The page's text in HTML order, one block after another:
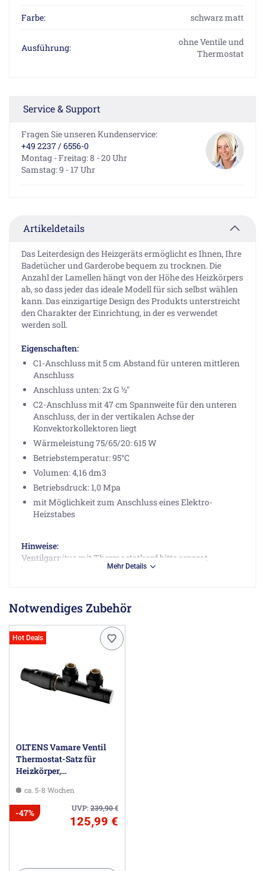
Farbe: schwarz matt
Ausführung:
ohne Ventile und
Thermostat
Service & Support
Fragen Sie unseren Kundenservice:
+49 2237 / 6556-0
Montag - Freitag: 8 - 20 Uhr
Samstag: 9 - 17 Uhr
Artikeldetails
Das Leiterdesign des Heizgeräts ermöglicht es Ihnen, Ihre
Badetücher und Garderobe bequem zu trocknen. Die
Anzahl der Lamellen hängt von der Höhe des Heizkörpers
ab, so dass jeder das ideale Modell für sich selbst wählen
kann. Das einzigartige Design des Produkts unterstreicht
den Charakter der Einrichtung, in der es verwendet
werden soll.
Eigenschaften:
C1-Anschluss mit 5 cm Abstand für unteren mittleren
Anschluss
Anschluss unten: 2x G ½"
C2-Anschluss mit 47 cm Spannweite für den unteren
Anschluss, der in der vertikalen Achse der
Konvektorkollektoren liegt
Wärmeleistung 75/65/20: 615 W
Betriebstemperatur: 95°C
Volumen: 4,16 dm3
Betriebsdruck: 1,0 Mpa
mit Möglichkeit zum Anschluss eines Elektro-
Heizstabes
Hinweise:
Ventilgarnitur mit Thermostatkopf bitte separat
OLTENS-BIURO, ul. Karola Marcinkowskiego 16, 63-200
Jarocin PL, biuro@oltens.com
Mehr Details
Notwendiges Zubehör
Hot Deals
OLTENS Vamare Ventil
Thermostat-Satz für
Heizkörper,
ca. 5-8 Wochen
UVP:239,90€
-47%
125,99 €